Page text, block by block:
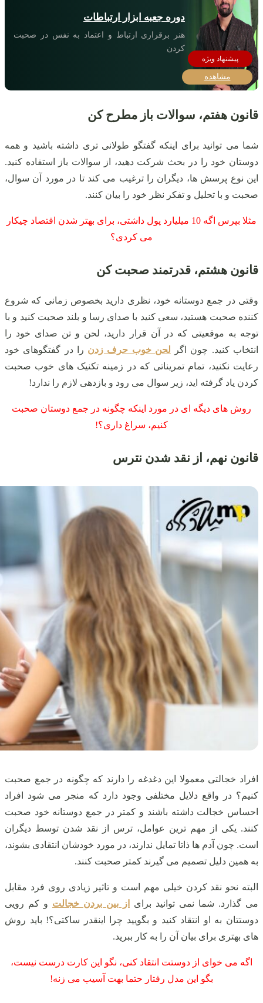
دوره جعبه ابزار ارتباطات
هنر برقراری ارتباط و اعتماد به نفس در صحبت
کردن
مشاهده
قانون هفتم، سوالات باز مطرح کن
شما می توانید برای اینکه گفتگو طولانی تری داشته باشید و همه
دوستان خود را در بحث شرکت دهید، از سوالات باز استفاده کنید.
این نوع پرسش ها، دیگران را ترغیب می کند تا در مورد آن سوال،
صحبت و با تحلیل و تفکر نظر خود را بیان کنند.
مثلا بپرس اگه 10 میلیارد پول داشتی، برای بهتر شدن اقتصاد چیکار
می کردی؟
قانون هشتم، قدرتمند صحبت کن
وقتی در جمع دوستانه خود، نظری دارید بخصوص زمانی که شروع
کننده صحبت هستید، سعی کنید با صدای رسا و بلند صحبت کنید و با
توجه به موقعیتی که در آن قرار دارید، لحن و تن صدای خود را
انتخاب کنید. چون اگر لحن خوب حرف زدن را در گفتگوهای خود
رعایت نکنید، تمام تمریناتی که در زمینه تکنیک های خوب صحبت
کردن یاد گرفته اید، زیر سوال می رود و بازدهی لازم را ندارد!
روش های دیگه ای در مورد اینکه چگونه در جمع دوستان صحبت
کنیم، سراغ داری؟!
قانون نهم، از نقد شدن نترس
افراد خجالتی معمولا این دغدغه را دارند که چگونه در جمع صحبت
کنیم؟ در واقع دلایل مختلفی وجود دارد که منجر می شود افراد
احساس خجالت داشته باشند و کمتر در جمع دوستانه خود صحبت
کنند. یکی از مهم ترین عوامل، ترس از نقد شدن توسط دیگران
است. چون آدم ها ذاتا تمایل ندارند، در مورد خودشان انتقادی بشوند،
به همین دلیل تصمیم می گیرند کمتر صحبت کنند.
البته نحو نقد کردن خیلی مهم است و تاثیر زیادی روی فرد مقابل
می گذارد. شما نمی توانید برای
از بین بردن خجالت و کم رویی
دوستتان به او انتقاد کنید و بگویید چرا اینقدر ساکتی؟! باید روش
های بهتری برای بیان آن را به کار ببرید.
اگه می خوای از دوستت انتقاد کنی، نگو این کارت درست نیست،
بگو این مدل رفتار حتما بهت آسیب می زنه!